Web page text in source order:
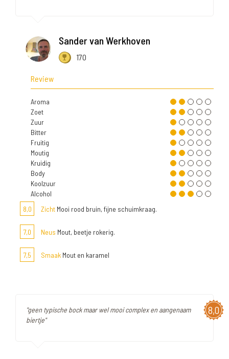
Sander van Werkhoven
170
Review
Aroma
Zoet
Zuur
Bitter
Fruitig
Moutig
Kruidig
Body
Koolzuur
Alcohol
8,0
Zicht Mooi rood bruin, fijne schuimkraag.
7,0 Neus Mout, beetje rokerig.
7,5 Smaak Mout en karamel
8,0
"geen typische bock maar wel mooi complex en aangenaam
biertje"